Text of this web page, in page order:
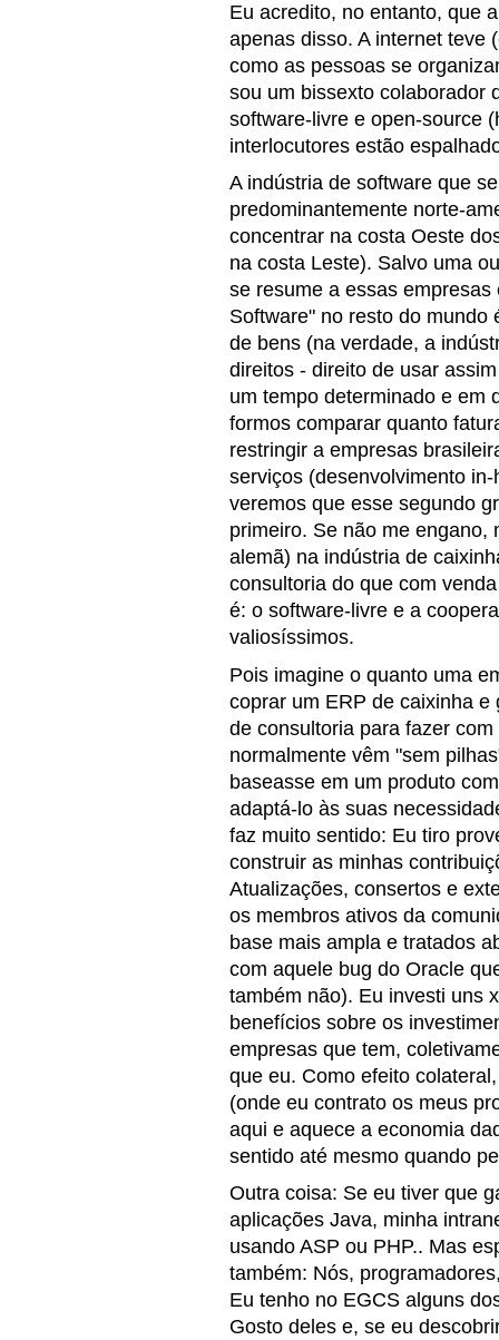
Eu acredito, no entanto, que
apenas disso. A internet teve
como as pessoas se
sou um bissexto colaborador
software-livre e open-source
interlocutores estão
A indústria de software que
predominantemente norte-
concentrar na costa Oeste
na costa Leste). Salvo uma
se resume a essas
Software" no resto do mundo
de bens (na verdade, a
direitos - direito de usar
um tempo determinado e em
formos comparar quanto
restringir a empresas
serviços (desenvolvimento
veremos que esse segundo
primeiro. Se não me engano,
alemã) na indústria de
consultoria do que com
é: o software-livre e a
valiosíssimos.
Pois imagine o quanto uma
coprar um ERP de caixinha
de consultoria para fazer
normalmente vêm "sem
baseasse em um produto
adaptá-lo às suas
faz muito sentido: Eu tiro
construir as minhas
Atualizações, consertos e
os membros ativos da
base mais ampla e tratados
com aquele bug do Oracle
também não). Eu investi uns
benefícios sobre os
empresas que tem,
que eu. Como efeito
(onde eu contrato os meus
aqui e aquece a economia
sentido até mesmo quando
Outra coisa: Se eu tiver que
aplicações Java, minha
usando ASP ou PHP.. Mas
também: Nós,
Eu tenho no EGCS alguns
Gosto deles e, se eu